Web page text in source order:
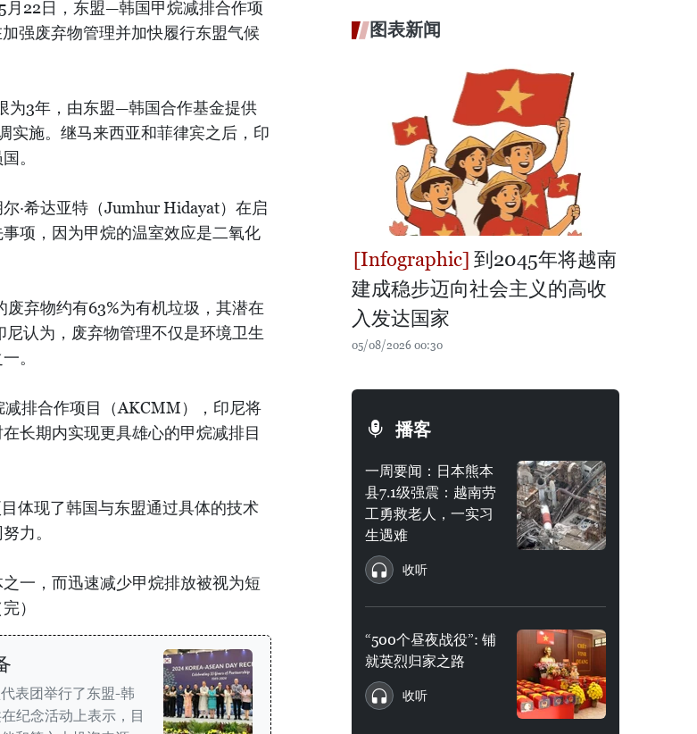
22日，东盟—韩国甲烷减排合作项
强废弃物管理并加快履行东盟气候
为3年，由东盟—韩国合作基金提供
实施。继马来西亚和菲律宾之后，印
。
·希达亚特（Jumhur Hidayat）在启
项，因为甲烷的温室效应是二氧化
弃物约有63%为有机垃圾，其潜在
认为，废弃物管理不仅是环境卫生
。
排合作项目（AKCMM），印尼将
长期内实现更具雄心的甲烷减排目
体现了韩国与东盟通过具体的技术
力。
一，而迅速减少甲烷排放被视为短
）
表团举行了东盟-韩
纪念活动上表示，目
图表新闻
到2045年将越南
建成稳步迈向社会主义的高收
入发达国家
05/08/2026 00:30
播客
一周要闻：日本熊本
县7.1级强震：越南劳
工勇救老人，一实习
生遇难
收听
“500个昼夜战役”: 铺
就英烈归家之路
收听